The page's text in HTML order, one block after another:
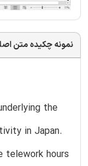
نمونه چکیده متن
the
in Japan.
telework hours